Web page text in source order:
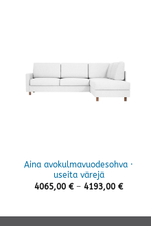
Aina avokulmavuodesohva ·
useita värejä
4065,00 € – 4193,00 €